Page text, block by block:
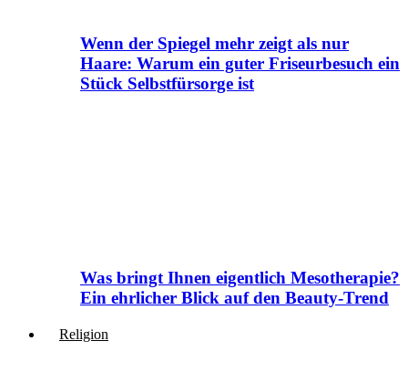
Wenn der Spiegel mehr zeigt als nur
Haare: Warum ein guter Friseurbesuch ein
Stück Selbstfürsorge ist
Was bringt Ihnen eigentlich Mesotherapie?
Ein ehrlicher Blick auf den Beauty-Trend
Religion